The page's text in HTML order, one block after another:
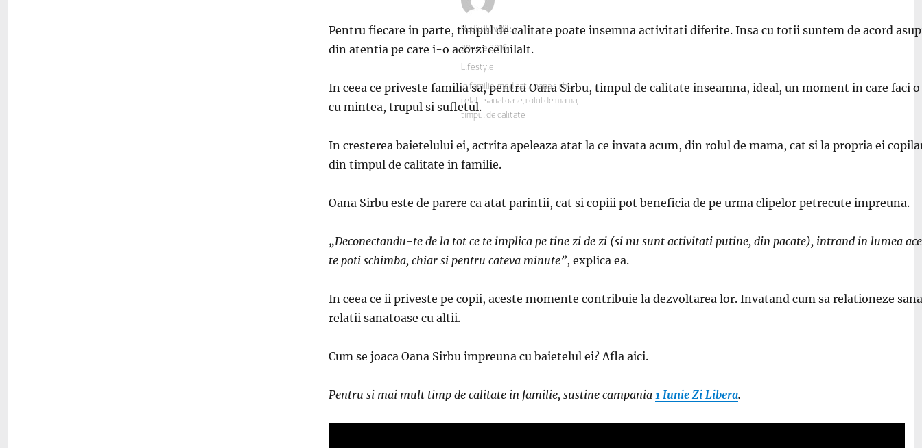
Pentru fiecare in parte, timpul de calitate poate insemna activitati diferite. Insa cu totii suntem de acord
din atentia pe care i-o acorzi celuilalt.
In ceea ce priveste familia sa, pentru Oana Sirbu, timpul de calitate inseamna, ideal, un moment in care
cu mintea, trupul si sufletul.
In cresterea baietelului ei, actrita apeleaza atat la ce invata acum, din rolul de mama, cat si la propria ei
din timpul de calitate in familie.
Oana Sirbu este de parere ca atat parintii, cat si copiii pot beneficia de pe urma clipelor petrecute impreuna.
„Deconectandu-te de la tot ce te implica pe tine zi de zi (si nu sunt activitati putine, din pacate), intrand in lumea
te poti schimba, chiar si pentru cateva minute”, explica ea.
In ceea ce ii priveste pe copii, aceste momente contribuie la dezvoltarea lor. Invatand cum sa relationeze
relatii sanatoase cu altii.
Cum se joaca Oana Sirbu impreuna cu baietelul ei? Afla aici.
Pentru si mai mult timp de calitate in familie, sustine campania 1 Iunie Zi Libera.
Autor
Radio Itsy Bitsy
Publicat
pe
29 iulie 2016
Categorii
Lifestyle
Etichete
in familie,meditatii,oana sirbu,
relatii sanatoase, rolul de mama,
timpul de calitate